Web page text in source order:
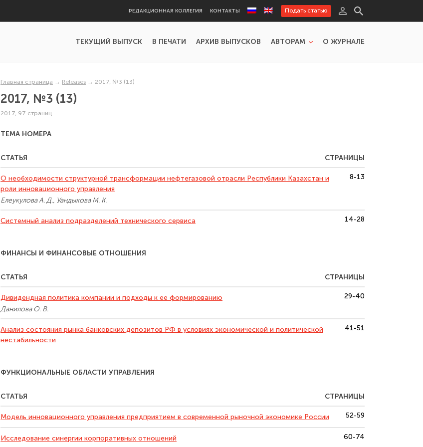
РЕДАКЦИОННАЯ КОЛЛЕГИЯ КОНТАКТЫ Подать статью
ТЕКУЩИЙ ВЫПУСК В ПЕЧАТИ АРХИВ ВЫПУСКОВ АВТОРАМ О ЖУРНАЛЕ
Главная страница → Releases → 2017, №3 (13)
2017, №3 (13)
2017, 97 страниц
ТЕМА НОМЕРА
СТАТЬЯ СТРАНИЦЫ
О необходимости структурной трансформации нефтегазовой отрасли Республики Казахстан и
роли инновационного управления
Елеукулова А. Д., Уандыкова М. К.
8-13
Системный анализ подразделений технического сервиса 14-28
ФИНАНСЫ И ФИНАНСОВЫЕ ОТНОШЕНИЯ
СТАТЬЯ СТРАНИЦЫ
Дивидендная политика компании и подходы к ее формированию
Данилова О. В.
29-40
Анализ состояния рынка банковских депозитов РФ в условиях экономической и политической
нестабильности
41-51
ФУНКЦИОНАЛЬНЫЕ ОБЛАСТИ УПРАВЛЕНИЯ
СТАТЬЯ СТРАНИЦЫ
Модель инновационного управления предприятием в современной рыночной экономике России 52-59
Исследование синергии корпоративных отношений 60-74